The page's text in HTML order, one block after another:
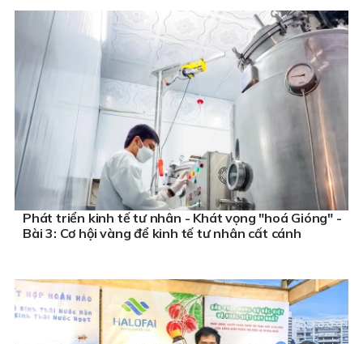
Phát triển kinh tế tư nhân - Khát vọng "hoá Gióng" -
Bài 3: Cơ hội vàng để kinh tế tư nhân cất cánh